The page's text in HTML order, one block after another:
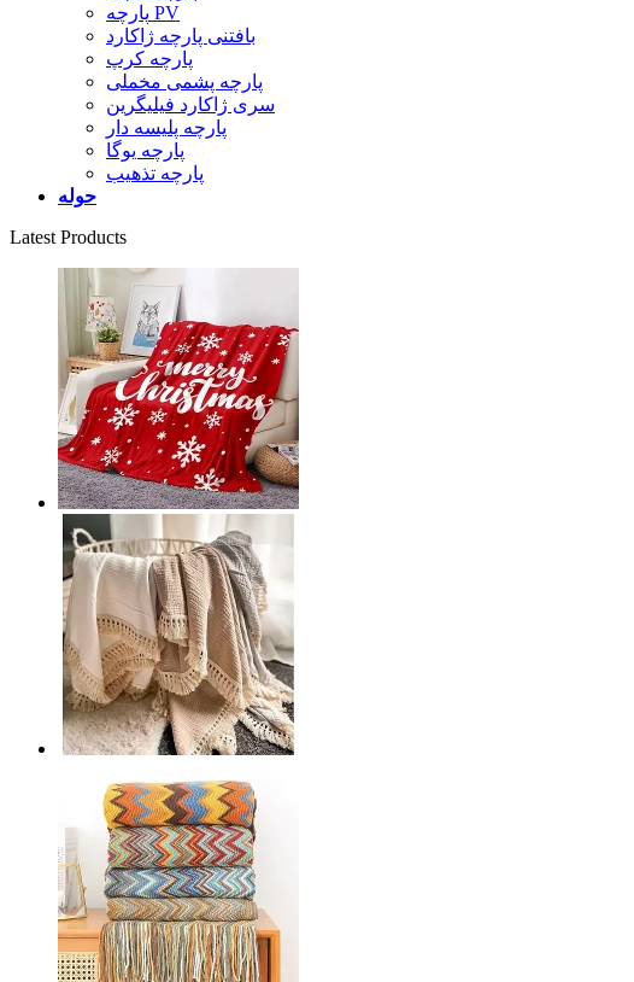
پارچه PV
بافتنی پارچه ژاکارد
پارچه کرپ
پارچه پشمی مخملی
سری ژاکارد فیلیگرین
پارچه پلیسه دار
پارچه یوگا
پارچه تذهیب
حوله
Latest Products